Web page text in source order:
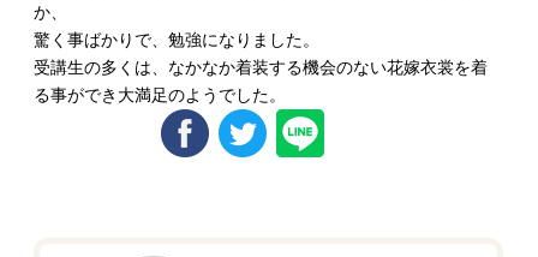
か、
驚く事ばかりで、勉強になりました。
受講生の多くは、なかなか着装する機会のない花嫁衣裳を着
る事ができ大満足のようでした。